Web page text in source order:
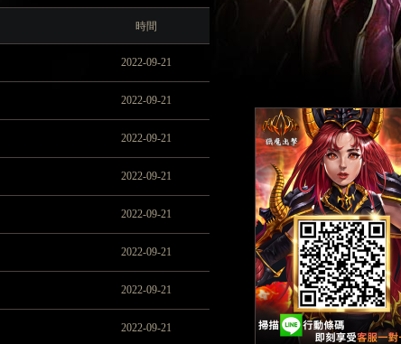
時間
2022-09-21
2022-09-21
2022-09-21
2022-09-21
2022-09-21
2022-09-21
2022-09-21
2022-09-21